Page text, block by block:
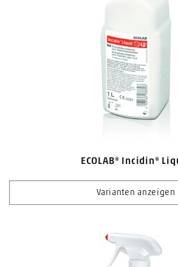
ECOLAB® Incidin®
Varianten anzeigen